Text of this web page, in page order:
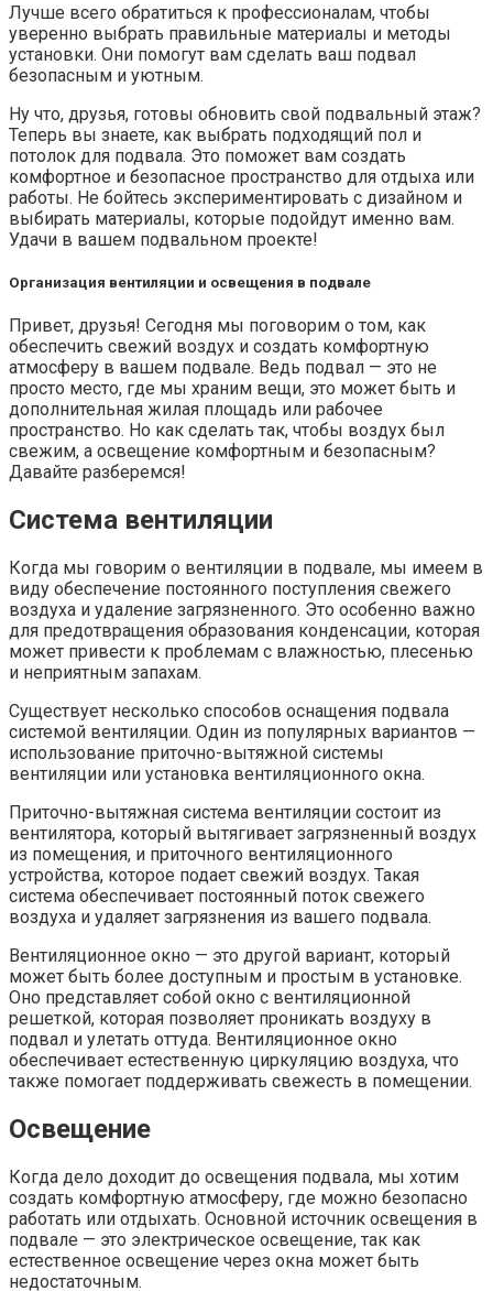
Лучше всего обратиться к профессионалам, чтобы
уверенно выбрать правильные материалы и методы
установки. Они помогут вам сделать ваш подвал
безопасным и уютным.
Ну что, друзья, готовы обновить свой подвальный этаж?
Теперь вы знаете, как выбрать подходящий пол и
потолок для подвала. Это поможет вам создать
комфортное и безопасное пространство для отдыха или
работы. Не бойтесь экспериментировать с дизайном и
выбирать материалы, которые подойдут именно вам.
Удачи в вашем подвальном проекте!
Организация вентиляции и освещения в подвале
Привет, друзья! Сегодня мы поговорим о том, как
обеспечить свежий воздух и создать комфортную
атмосферу в вашем подвале. Ведь подвал — это не
просто место, где мы храним вещи, это может быть и
дополнительная жилая площадь или рабочее
пространство. Но как сделать так, чтобы воздух был
свежим, а освещение комфортным и безопасным?
Давайте разберемся!
Система вентиляции
Когда мы говорим о вентиляции в подвале, мы имеем в
виду обеспечение постоянного поступления свежего
воздуха и удаление загрязненного. Это особенно важно
для предотвращения образования конденсации, которая
может привести к проблемам с влажностью, плесенью
и неприятным запахам.
Существует несколько способов оснащения подвала
системой вентиляции. Один из популярных вариантов —
использование приточно-вытяжной системы
вентиляции или установка вентиляционного окна.
Приточно-вытяжная система вентиляции состоит из
вентилятора, который вытягивает загрязненный воздух
из помещения, и приточного вентиляционного
устройства, которое подает свежий воздух. Такая
система обеспечивает постоянный поток свежего
воздуха и удаляет загрязнения из вашего подвала.
Вентиляционное окно — это другой вариант, который
может быть более доступным и простым в установке.
Оно представляет собой окно с вентиляционной
решеткой, которая позволяет проникать воздуху в
подвал и улетать оттуда. Вентиляционное окно
обеспечивает естественную циркуляцию воздуха, что
также помогает поддерживать свежесть в помещении.
Освещение
Когда дело доходит до освещения подвала, мы хотим
создать комфортную атмосферу, где можно безопасно
работать или отдыхать. Основной источник освещения в
подвале — это электрическое освещение, так как
естественное освещение через окна может быть
недостаточным.